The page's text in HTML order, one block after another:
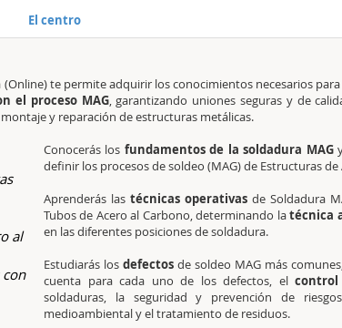
El centro
(Online) te permite adquirir los conocimientos necesarios para
el proceso MAG, garantizando uniones seguras y de
y reparación de estructuras metálicas.
al
Conocerás los fundamentos de la soldadura MAG
definir los procesos de soldeo (MAG) de Estructuras de
Aprenderás las técnicas operativasde Soldadura
Tubos de Acero al Carbono, determinando latécnica
en las diferentes posiciones de soldadura.
Estudiarás losdefectos de soldeo MAG más
cuenta para cada uno de los defectos, el
soldaduras, la seguridad y prevención de
medioambiental y el tratamiento de residuos.